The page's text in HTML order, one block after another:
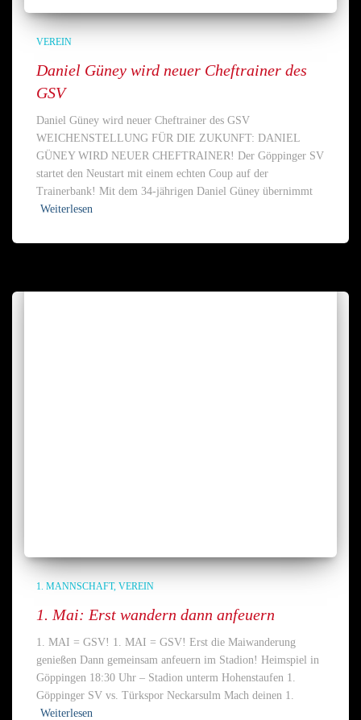
VEREIN
Daniel Güney wird neuer Cheftrainer des
GSV
Daniel Güney wird neuer Cheftrainer des GSV
WEICHENSTELLUNG FÜR DIE ZUKUNFT: DANIEL
GÜNEY WIRD NEUER CHEFTRAINER! Der Göppinger SV
startet den Neustart mit einem echten Coup auf der
Trainerbank! Mit dem 34-jährigen Daniel Güney übernimmt
Weiterlesen
1. MANNSCHAFT VEREIN
1. Mai: Erst wandern dann anfeuern
1. MAI = GSV! 1. MAI = GSV! Erst die Maiwanderung
genießen Dann gemeinsam anfeuern im Stadion! Heimspiel in
Göppingen 18:30 Uhr – Stadion unterm Hohenstaufen 1.
Göppinger SV vs. Türkspor Neckarsulm Mach deinen 1.
Weiterlesen